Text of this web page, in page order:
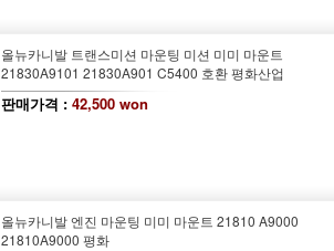
올뉴카니발 트랜스미션 마운팅 미션 미미 마운트
21830A9101 21830A901 C5400 호환 평화산업
판매가격 : 42,500 won
올뉴카니발 엔진 마운팅 미미 마운트 21810 A9000
21810A9000 평화